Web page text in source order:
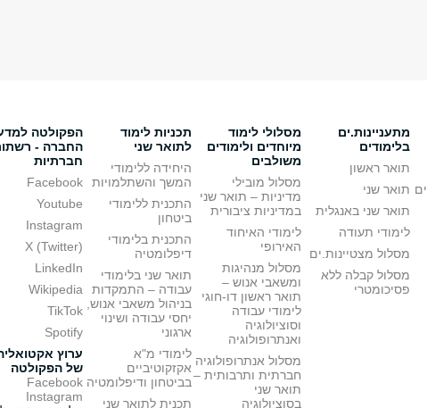
מתעניינות.ים
בלימודים
תואר ראשון
תואר שני
תואר שני באנגלית
לימודי תעודה
מסלול מצטיינות.ים
מסלול קבלה ללא
פסיכומטרי
מסלולי לימוד
מיוחדים ולימודים
משולבים
מסלול מובילי
מדיניות – תואר שני
במדיניות ציבורית
לימודי האיחוד
האירופי
מסלול מנהיגות
ומשאבי אנוש –
תואר ראשון דו-חוגי
לימודי עבודה
וסוציולוגיה
ואנתרופולוגיה
מסלול אנתרופולוגיה
חברתית ותרבותית –
תואר שני
בסוציולוגיה
תכניות לימוד
לתואר שני
היחידה ללימודי
המשך והשתלמויות
התכנית ללימודי
ביטחון
התכנית בלימודי
דיפלומטיה
תואר שני בלימודי
עבודה – התמקדות
בניהול משאבי אנוש,
יחסי עבודה ושינוי
ארגוני
לימודי מ"א
אקזקוטיביים
בביטחון ודיפלומטיה
תכנית לתואר שני
הפקולטה
החברה -
חברתיות
Facebook
Youtube
Instagram
X (Twitter)
LinkedIn
Wikipedia
TikTok
Spotify
ערוץ
של הפקולטה
Facebook
Instagram